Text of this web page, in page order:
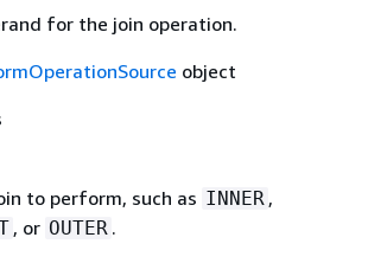
for the join operation.
object
to perform, such as INNER ,
, or OUTER .